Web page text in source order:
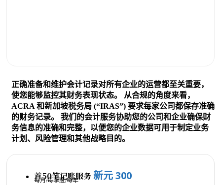
正确准备和维护会计记录对所有企业的运营都至关重要，
使您能够监控其财务表现状态。 从合规的角度来看，
ACRA 和新加坡税务局 (“IRAS”) 要求每家公司都保存准确
的财务记录。 我们的会计服务协助您的公司和企业确保财
务信息的准确和完整，以便您的企业数据可用于制定业务
计划、风险管理和其他战略目的。
首50笔记账服务新元 300
每月/每季度/每年